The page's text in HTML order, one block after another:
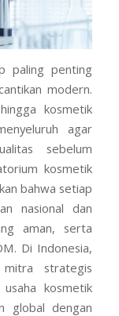
paling penting
modern.
kosmetik
agar
sebelum
kosmetik
bahwa setiap
nasional dan
aman, serta
Di Indonesia,
strategis
kosmetik
global dengan